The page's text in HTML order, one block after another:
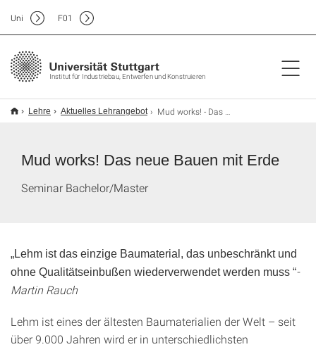
Institut für Industriebau, Entwerfen und Konstruieren
Uni F01
Lehre Aktuelles Lehrangebot Mud works! - Das neue Bauen mit Erde
Mud works! Das neue Bauen mit Erde
Seminar Bachelor/Master
„Lehm ist das einzige Baumaterial, das unbeschränkt und
ohne Qualitätseinbußen wiederverwendet werden muss “-
Martin Rauch
Lehm ist eines der ältesten Baumaterialien der Welt – seit
über 9.000 Jahren wird er in unterschiedlichsten